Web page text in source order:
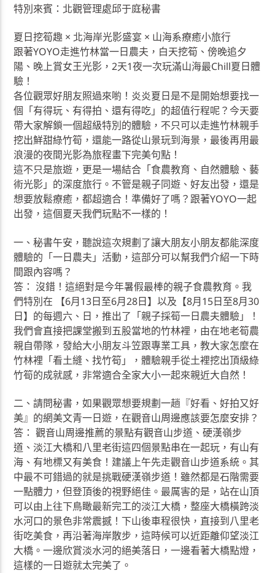
特別來賓：北觀管理處邱于庭秘書
夏日挖筍趣 × 北海岸光影盛宴 × 山海系療癒小旅行
跟著YOYO走進竹林當一日農夫，白天挖筍、傍晚追夕
陽、晚上賞女王光影，2天1夜一次玩滿山海最Chill夏日體
驗！
各位觀眾好朋友照過來喲！炎炎夏日是不是開始想要找一
個「有得玩、有得拍、還有得吃」的超值行程呢？今天要
帶大家解鎖一個超級特別的體驗，不只可以走進竹林親手
挖出鮮甜綠竹筍，還能一路從山景玩到海景，最後再用最
浪漫的夜間光影為旅程畫下完美句點！
這不只是旅遊，更是一場結合「食農教育、自然體驗、藝
術光影」的深度旅行。不管是親子同遊、好友出發，還是
想要放鬆療癒，都超適合！準備好了嗎？跟著YOYO一起
出發，這個夏天我們玩點不一樣的！
一、秘書午安，聽說這次規劃了讓大朋友小朋友都能深度
體驗的「一日農夫」活動，這部分可以幫我們介紹一下時
間跟內容嗎？
答： 沒錯！這絕對是今年暑假最棒的親子食農教育。我
們特別在 【6月13日至6月28日】以及【8月15日至8月30
日】的每週六、日，推出了「親子採筍一日農夫體驗」！
我們會直接把課堂搬到五股當地的竹林裡，由在地老筍農
親自帶隊，發給大小朋友斗笠跟專業工具，教大家怎麼在
竹林裡「看土縫、找竹筍」，體驗親手從土裡挖出頂級綠
竹筍的成就感，非常適合全家大小一起來親近大自然！
二、請問秘書，如果觀眾想要規劃一趟『好看、好拍又好
美』的網美文青一日遊，在觀音山周邊應該要怎麼安排？
答： 觀音山周邊推薦的景點有觀音山步道、硬漢嶺步
道、淡江大橋和八里老街這四個景點串在一起玩，有山有
海、有地標又有美食！建議上午先走觀音山步道系統。其
中最不可錯過的就是挑戰硬漢嶺步道！雖然都是石階需要
一點體力，但登頂後的視野絕佳。最厲害的是，站在山頂
可以由上往下鳥瞰最新完工的淡江大橋，整座大橋橫跨淡
水河口的景色非常震撼！下山後車程很快，直接到八里老
街吃美食，再沿著海岸散步，這時候可以近距離仰望淡江
大橋。一邊欣賞淡水河的絕美落日，一邊看著大橋點燈，
這樣的一日遊就太完美了。